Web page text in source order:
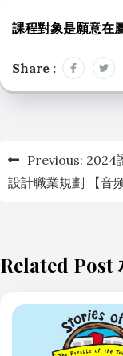
課程對象是願意在
Share :
文
章
Previous: 2024
設計職業規劃 【音
Related Post